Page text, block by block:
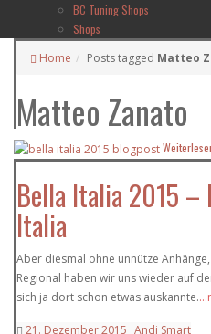
BC Tuning Shops
Shops
Home
Posts tagged Matteo
Matteo Zanato
Bella Italia 2015 –
Italia
Aber diesmal ohne unnütze
Regional haben wir uns wieder auf
sich ja dort schon etwas auskannte.
21. Dezember 2015 Andi Smart